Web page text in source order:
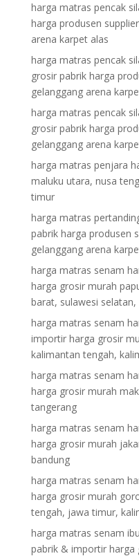
harga matras pencak
harga produsen
arena karpet alas
harga matras pencak
grosir pabrik harga
gelanggang arena
harga matras pencak
grosir pabrik harga
gelanggang arena
harga matras penjara
maluku utara, nusa
timur
harga matras
pabrik harga produsen
gelanggang arena
harga matras senam
harga grosir murah
barat, sulawesi
harga matras senam
importir harga grosir
kalimantan tengah,
harga matras senam
harga grosir murah
tangerang
harga matras senam
harga grosir murah
bandung
harga matras senam
harga grosir murah
tengah, jawa timur,
harga matras senam
pabrik & importir harga